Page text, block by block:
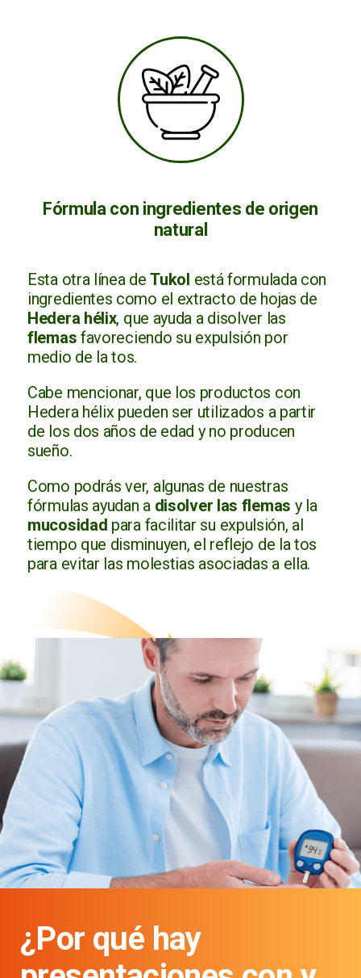
Fórmula con ingredientes de origen
natural
Esta otra línea deTukol está formulada con
ingredientes como el extracto de hojas de
Hedera hélix, que ayuda a disolver las
flemas favoreciendo su expulsión por
medio de la tos.
Cabe mencionar, que los productos con
Hedera hélix pueden ser utilizados a partir
de los dos años de edad y no producen
sueño.
Como podrás ver, algunas de nuestras
fórmulas ayudan a disolver las flemas y la
mucosidad para facilitar su expulsión, al
tiempo que disminuyen, el reflejo de la tos
para evitar las molestias asociadas a ella.
¿Por qué hay